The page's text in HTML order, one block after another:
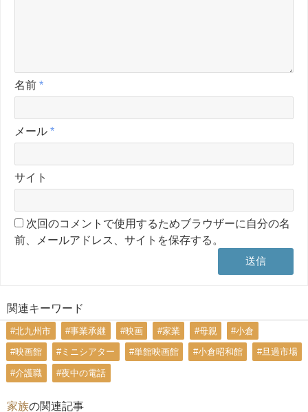
名前 *
メール *
サイト
次回のコメントで使用するためブラウザーに自分の名
前、メールアドレス、サイトを保存する。
関連キーワード
#北九州市 #事業承継 #映画 #家業 #母親 #小倉
#映画館 #ミニシアター #単館映画館 #小倉昭和館 #旦過市場
#介護職 #夜中の電話
家族の関連記事